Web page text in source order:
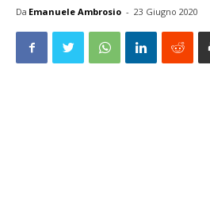
Da Emanuele Ambrosio - 23 Giugno 2020